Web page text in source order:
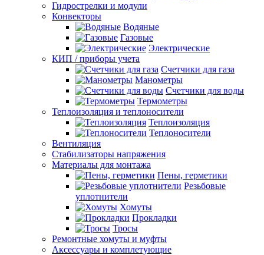
Гидрострелки и модули
Конвекторы
Водяные
Газовые
Электрические
КИП / приборы учета
Счетчики для газа
Манометры
Счетчики для воды
Термометры
Теплоизоляция и теплоносители
Теплоизоляция
Теплоносители
Вентиляция
Стабилизаторы напряжения
Материалы для монтажа
Пены, герметики
Резьбовые
уплотнители
Хомуты
Прокладки
Тросы
Ремонтные хомуты и муфты
Аксессуары и комплетующие